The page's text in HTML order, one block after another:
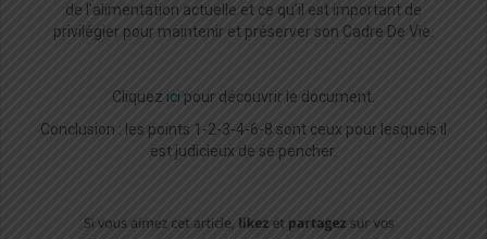
de l’alimentation actuelle et ce qu’il est important de
privilégier pour maintenir et préserver son Cadre De Vie.
Cliquez ici pour découvrir le document.
Conclusion : les points 1-2-3-4-6-8 sont ceux pour lesquels il
est judicieux de se pencher.